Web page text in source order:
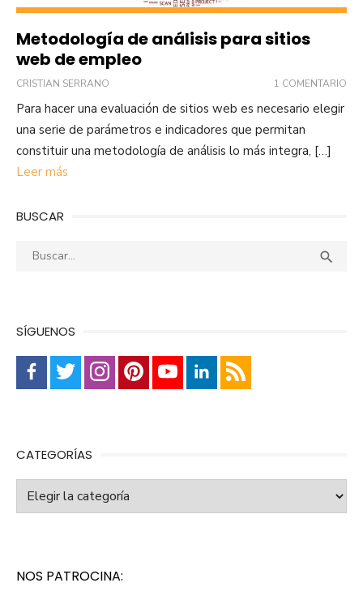
Metodología de análisis para sitios
web de empleo
CRISTIAN SERRANO 1 COMENTARIO
Para hacer una evaluación de sitios web es necesario elegir
una serie de parámetros e indicadores que permitan
constituir una metodología de análisis lo más integra, […]
Leer más
BUSCAR
Buscar: 
SÍGUENOS
CATEGORÍAS
Categorías
NOS PATROCINA: